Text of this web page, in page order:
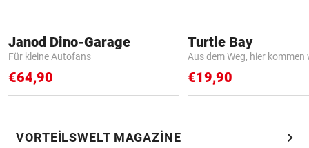
Janod Dino-Garage
Für kleine Autofans
€64,90
Turtle Bay
Aus dem Weg, hier kommen
€19,90
VORTEILSWELT MAGAZINE chevron_right